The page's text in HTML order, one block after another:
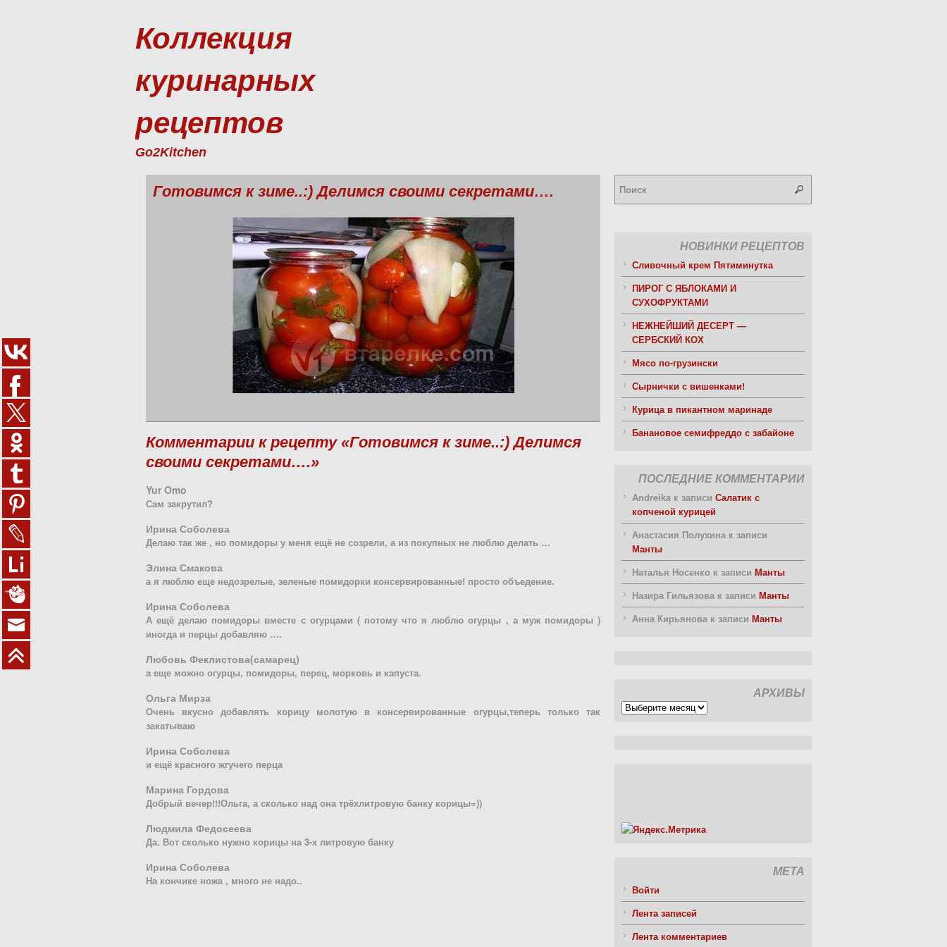
Коллекция
куринарных
рецептов
Go2Kitchen
Готовимся к зиме..:) Делимся своими секретами….
Комментарии к рецепту «Готовимся к зиме..:) Делимся
своими секретами….»
Yur Omo
Сам закрутил?
Ирина Соболева
Делаю так же , но помидоры у меня ещё не созрели, а из покупных не люблю делать …
Элина Смакова
а я люблю еще недозрелые, зеленые помидорки консервированные! просто объедение.
Ирина Соболева
А ещё делаю помидоры вместе с огурцами ( потому что я люблю огурцы , а муж помидоры )
иногда и перцы добавляю ….
Любовь Феклистова(самарец)
а еще можно огурцы, помидоры, перец, морковь и капуста.
Ольга Мирза
Очень вкусно добавлять корицу молотую в консервированные огурцы,теперь только так
закатываю
Ирина Соболева
и ещё красного жгучего перца
Марина Гордова
Добрый вечер!!!Ольга, а сколько над она трёхлитровую банку корицы=))
Людмила Федосеева
Да. Вот сколько нужно корицы на 3-х литровую банку
Ирина Соболева
На кончике ножа , много не надо..
НОВИНКИ РЕЦЕПТОВ
Сливочный крем Пятиминутка
ПИРОГ С ЯБЛОКАМИ И
СУХОФРУКТАМИ
НЕЖНЕЙШИЙ ДЕСЕРТ —
СЕРБСКИЙ КОХ
Мясо по-грузински
Сырнички с вишенками!
Курица в пикантном маринаде
Банановое семифреддо с забайоне
ПОСЛЕДНИЕ КОММЕНТАРИИ
Andreika к записи Салатик с
копченой курицей
Анастасия Полухина к записи
Манты
Наталья Носенко к записи Манты
Назира Гильязова к записи Манты
Анна Кирьянова к записи Манты
АРХИВЫ
Архивы
МЕТА
Войти
Лента записей
Лента комментариев